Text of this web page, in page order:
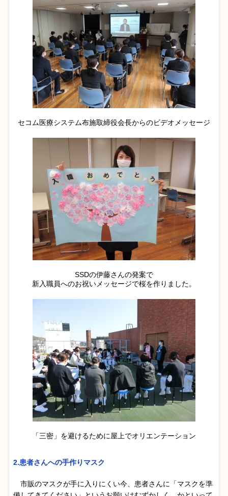
セコム医療システム布施取締役会長からのビデオメッセージ
SSDの伊藤さんの発案で
新入職員へのお祝いメッセージで桜を作りました。
「三密」を避けるために屋上でオリエンテーション
2.患者さんへの手作りマスク
市販のマスクが手に入りにくい今、患者さんに「マスクを準